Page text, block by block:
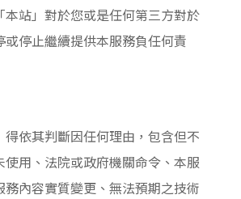
本站」對於您或是任何第三方對於
或停止繼續提供本服務負任何責
得依其判斷因任何理由，包含但不
使用、法院或政府機關命令、本服
務內容實質變更、無法預期之技術